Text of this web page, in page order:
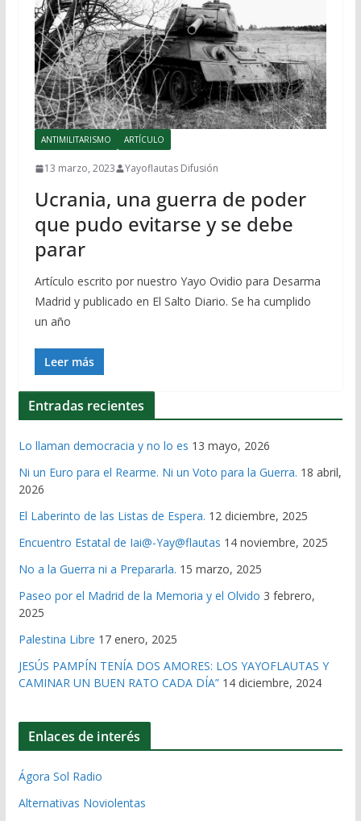
ANTIMILITARISMO ARTÍCULO
13 marzo, 2023 Yayoflautas Difusión
Ucrania, una guerra de poder
que pudo evitarse y se debe
parar
Artículo escrito por nuestro Yayo Ovidio para Desarma
Madrid y publicado en El Salto Diario. Se ha cumplido
un año
Leer más
Entradas recientes
Lo llaman democracia y no lo es 13 mayo, 2026
Ni un Euro para el Rearme. Ni un Voto para la Guerra. 18 abril,
2026
El Laberinto de las Listas de Espera. 12 diciembre, 2025
Encuentro Estatal de Iai@-Yay@flautas 14 noviembre, 2025
No a la Guerra ni a Prepararla. 15 marzo, 2025
Paseo por el Madrid de la Memoria y el Olvido 3 febrero,
2025
Palestina Libre 17 enero, 2025
JESÚS PAMPÍN TENÍA DOS AMORES: LOS YAYOFLAUTAS Y
CAMINAR UN BUEN RATO CADA DÍA” 14 diciembre, 2024
Enlaces de interés
Ágora Sol Radio
Alternativas Noviolentas